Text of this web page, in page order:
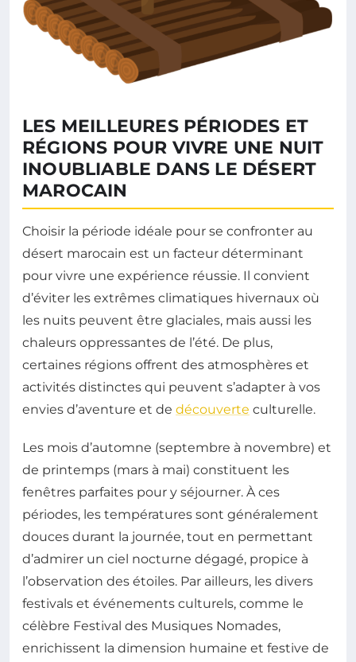
LES MEILLEURES PÉRIODES ET
RÉGIONS POUR VIVRE UNE NUIT
INOUBLIABLE DANS LE DÉSERT
MAROCAIN
Choisir la période idéale pour se confronter au
désert marocain est un facteur déterminant
pour vivre une expérience réussie. Il convient
d’éviter les extrêmes climatiques hivernaux où
les nuits peuvent être glaciales, mais aussi les
chaleurs oppressantes de l’été. De plus,
certaines régions offrent des atmosphères et
activités distinctes qui peuvent s’adapter à vos
envies d’aventure et de découverte culturelle.
Les mois d’automne (septembre à novembre) et
de printemps (mars à mai) constituent les
fenêtres parfaites pour y séjourner. À ces
périodes, les températures sont généralement
douces durant la journée, tout en permettant
d’admirer un ciel nocturne dégagé, propice à
l’observation des étoiles. Par ailleurs, les divers
festivals et événements culturels, comme le
célèbre Festival des Musiques Nomades,
enrichissent la dimension humaine et festive de